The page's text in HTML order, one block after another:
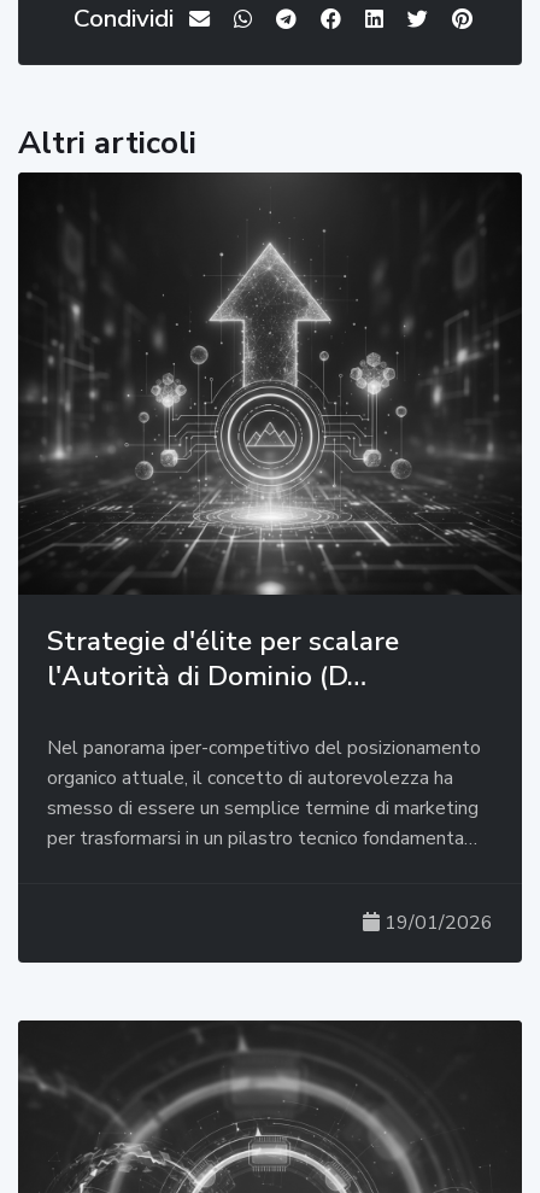
Condividi
Altri articoli
Strategie d'élite per scalare
l'Autorità di Dominio (D…
Nel panorama iper-competitivo del posizionamento
organico attuale, il concetto di autorevolezza ha
smesso di essere un semplice termine di marketing
per trasformarsi in un pilastro tecnico fondamenta…
19/01/2026